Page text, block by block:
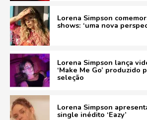
Lorena Simpson
shows: ‘uma nova
Lorena Simpson lança
‘Make Me Go’ produzido
seleção
Lorena Simpson
single inédito ‘Eazy’